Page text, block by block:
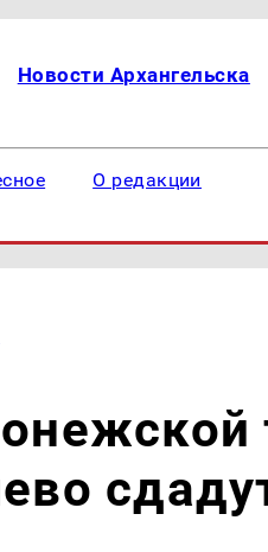
Новости Архангельска
О редакции